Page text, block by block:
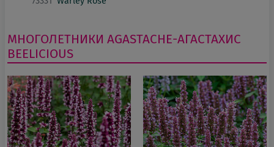
МНОГОЛЕТНИКИ AGASTACHE-АГАСТАХИС
BEELICIOUS